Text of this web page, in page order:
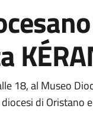
18, al Museo
di Oristano